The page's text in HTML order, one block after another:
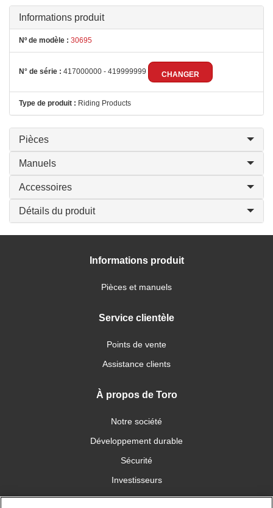
Informations produit
Nº de modèle : 30695
N° de série : 417000000 - 419999999 CHANGER
Type de produit : Riding Products
Pièces
Manuels
Accessoires
Détails du produit
Informations produit
Pièces et manuels
Service clientèle
Points de vente
Assistance clients
À propos de Toro
Notre société
Développement durable
Sécurité
Investisseurs
Carrières